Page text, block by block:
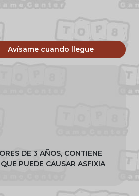
Avísame cuando llegue
DE 3 AÑOS, CONTIENE
PUEDE CAUSAR ASFIXIA